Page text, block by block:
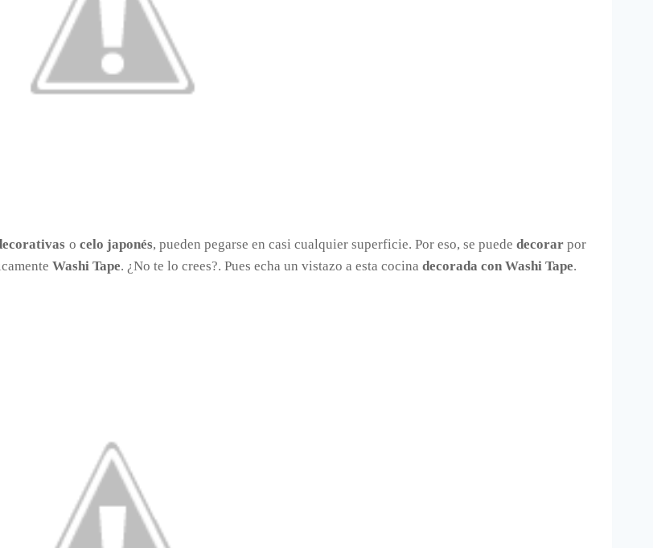
o celo japonés, pueden pegarse en casi cualquier superficie. Por eso, se puededecorar por
Washi Tape. ¿No te lo crees?. Pues echa un vistazo a esta cocina decorada con Washi Tape.